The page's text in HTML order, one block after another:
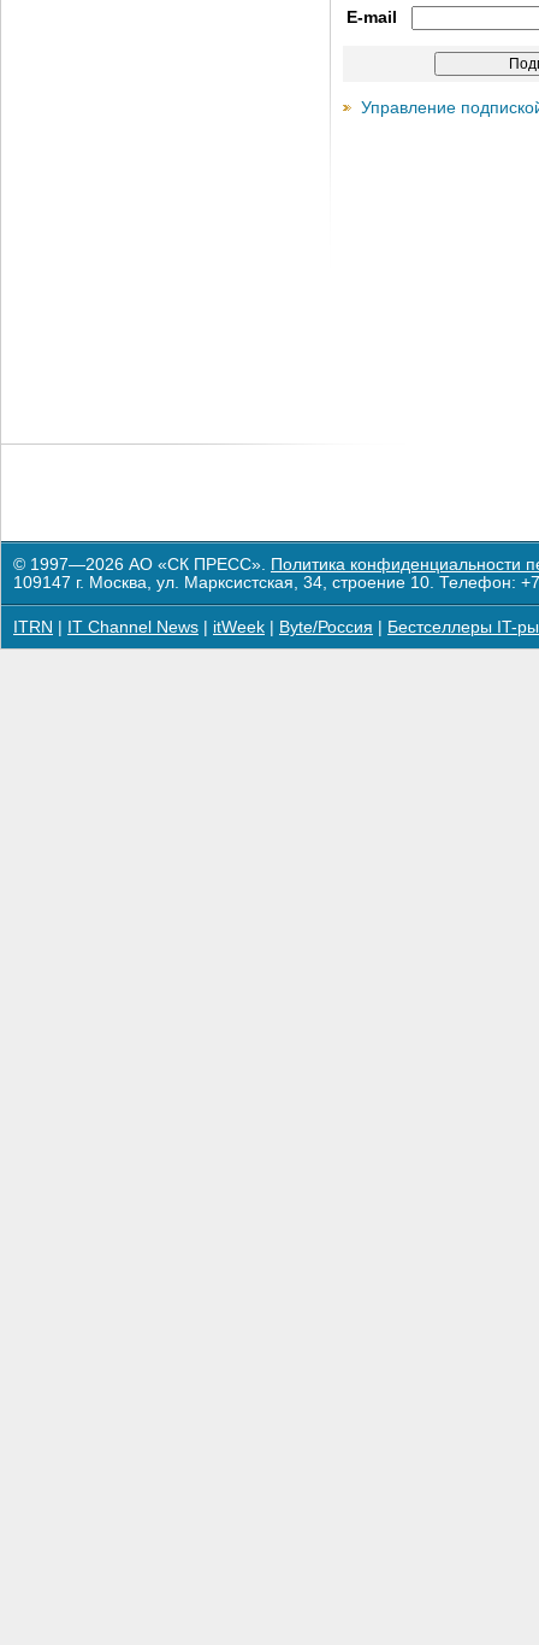
E-mail
Управление
© 1997—2026 АО «СК ПРЕСС». Политика конфиденциальности
109147 г. Москва, ул. Марксистская, 34, строение 10. Телефон:
ITRN IT Channel News itWeek Byte/Россия Бестселлеры IT-